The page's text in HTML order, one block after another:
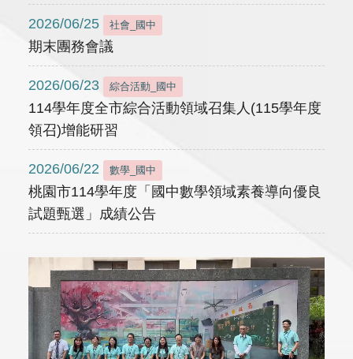
2026/06/25 社會_國中
期末團務會議
2026/06/23 綜合活動_國中
114學年度全市綜合活動領域召集人(115學年度
領召)增能研習
2026/06/22 數學_國中
桃園市114學年度「國中數學領域素養導向優良
試題甄選」成績公告